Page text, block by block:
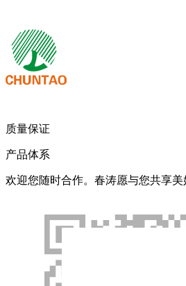
质量保证
产品体系
欢迎您随时合作。春涛愿与您共享美